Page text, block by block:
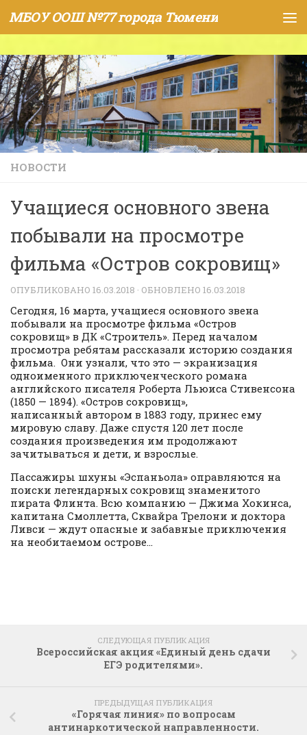
Skip to content
МБОУ ООШ №77 города Тюмени
НОВОСТИ
Учащиеся основного звена
побывали на просмотре
фильма «Остров сокровищ»
ОПУБЛИКОВАНО 16.03.2018 · ОБНОВЛЕНО 16.03.2018
Сегодня, 16 марта, учащиеся основного звена
побывали на просмотре фильма «Остров
сокровищ» в ДК «Строитель». Перед началом
просмотра ребятам рассказали историю создания
фильма. Они узнали, что это — экранизация
одноименного приключенческого романа
английского писателя Роберта Льюиса Стивенсона
(1850 — 1894). «Остров сокровищ»,
написанный автором в 1883 году, принес ему
мировую славу. Даже спустя 120 лет после
создания произведения им продолжают
зачитываться и дети, и взрослые.
Пассажиры шхуны «Эспаньола» оправляются на
поиски легендарных сокровищ знаменитого
пирата Флинта. Всю компанию — Джима Хокинса,
капитана Смоллетта, Сквайра Трелони и доктора
Ливси — ждут опасные и забавные приключения
на необитаемом острове…
СЛЕДУЮЩАЯ ПУБЛИКАЦИЯ
Всероссийская акция «Единый день сдачи
ЕГЭ родителями».
ПРЕДЫДУЩАЯ ПУБЛИКАЦИЯ
«Горячая линия» по вопросам
антинаркотической направленности.